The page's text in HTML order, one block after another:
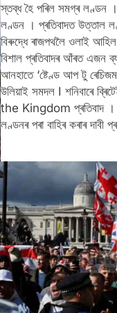
স্তব্ধ হৈ পৰিল সমগ্ৰ লণ্ডন ।
লণ্ডন । প্ৰতিবাদত উত্তাল
বিৰুদ্ধে ৰাজপথলৈ ওলাই
বিশাল প্ৰতিবাদৰ আঁৰত এজন
আনহাতে ‘ষ্টেণ্ড আপ টু
উলিয়াই সমদল I শনিবাৰে
the Kingdom প্ৰতিবাদ ।
লণ্ডনৰ পৰা বাহিৰ কৰাৰ দাবী